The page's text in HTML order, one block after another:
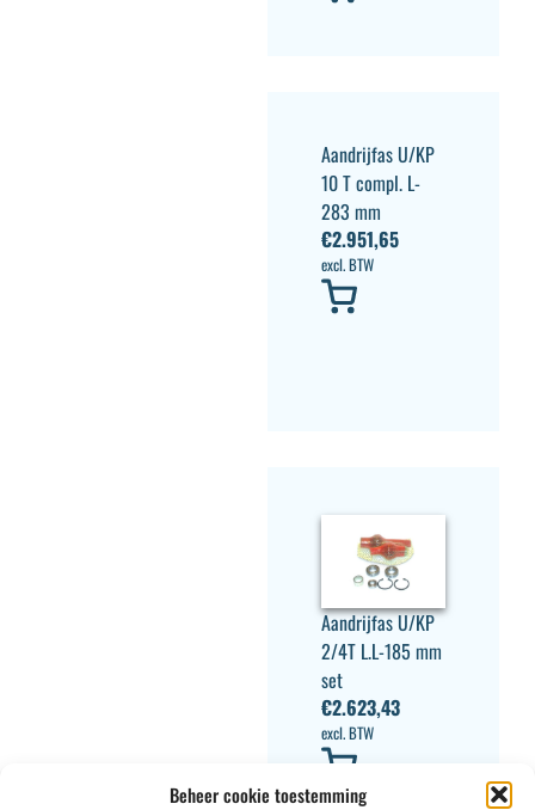
Beheer cookie toestemming
Aandrijfas U/KP
10 T compl. L-
283 mm
€2.951,65
excl. BTW
Aandrijfas U/KP
2/4T L.L-185 mm
set
€2.623,43
excl. BTW